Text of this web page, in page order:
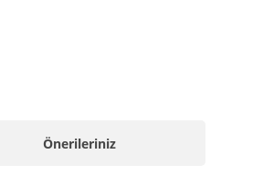
Önerileriniz